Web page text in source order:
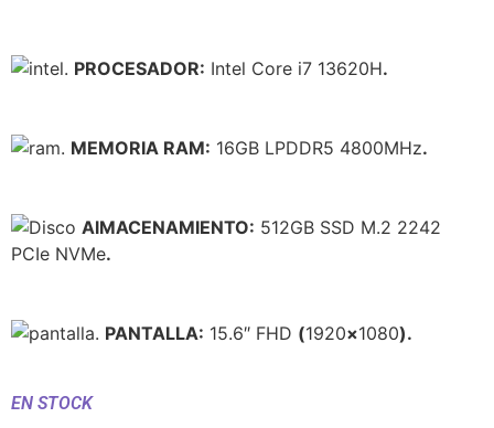
PROCESADOR: Intel Core i7 13620H.
MEMORIA RAM: 16GB LPDDR5 4800MHz.
AlMACENAMIENTO: 512GB SSD M.2 2242
PCIe NVMe.
PANTALLA: 15.6″ FHD (1920×1080).
EN STOCK